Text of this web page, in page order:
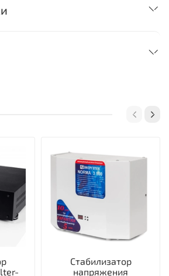
Стабилизатор
напряжения